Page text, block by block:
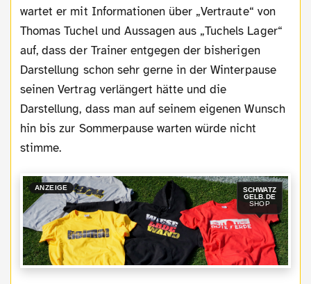
wartet er mit Informationen über „Vertraute“ von
Thomas Tuchel und Aussagen aus „Tuchels Lager“
auf, dass der Trainer entgegen der bisherigen
Darstellung schon sehr gerne in der Winterpause
seinen Vertrag verlängert hätte und die
Darstellung, dass man auf seinem eigenen Wunsch
hin bis zur Sommerpause warten würde nicht
stimme.
ANZEIGE
SCHWATZ
GELB.DE
SHOP